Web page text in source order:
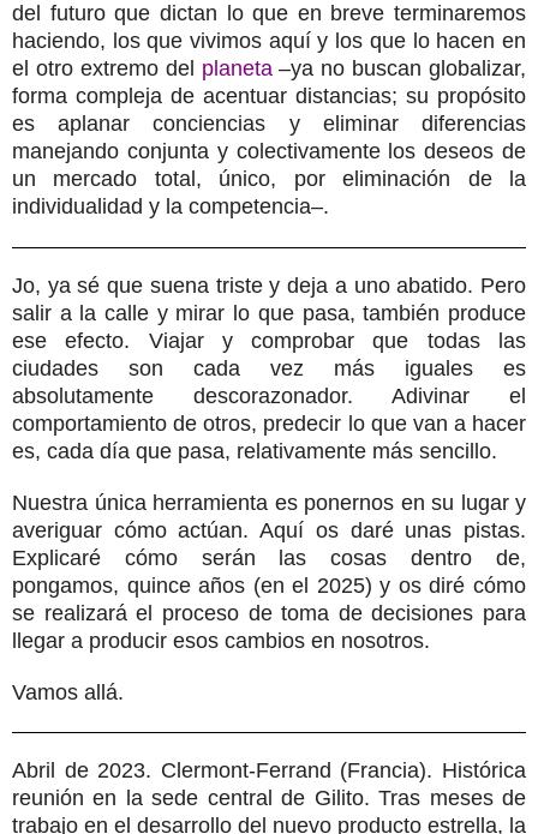
del futuro que dictan lo que en breve terminaremos
haciendo, los que vivimos aquí y los que lo hacen en
el otro extremo del planeta–ya no buscan globalizar,
forma compleja de acentuar distancias; su propósito
es aplanar conciencias y eliminar diferencias
manejando conjunta y colectivamente los deseos de
un mercado total, único, por eliminación de la
individualidad y la competencia–.
Jo, ya sé que suena triste y deja a uno abatido. Pero
salir a la calle y mirar lo que pasa, también produce
ese efecto. Viajar y comprobar que todas las
ciudades son cada vez más iguales es
absolutamente descorazonador. Adivinar el
comportamiento de otros, predecir lo que van a hacer
es, cada día que pasa, relativamente más sencillo.
Nuestra única herramienta es ponernos en su lugar y
averiguar cómo actúan. Aquí os daré unas pistas.
Explicaré cómo serán las cosas dentro de,
pongamos, quince años (en el 2025) y os diré cómo
se realizará el proceso de toma de decisiones para
llegar a producir esos cambios en nosotros.
Vamos allá.
Abril de 2023. Clermont-Ferrand (Francia). Histórica
reunión en la sede central de Gilito. Tras meses de
trabajo en el desarrollo del nuevo producto estrella, la